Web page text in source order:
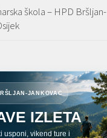
škola – HPD Bršljan-
JANKOVAC
IZLETA
usponi, vikend ture i